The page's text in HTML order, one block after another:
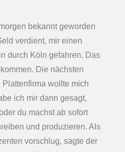
bekannt geworden
verdient, mir einen
durch Köln gefahren. Das
Die nächsten
wollte mich
ich mir dann gesagt,
du machst ab sofort
und produzieren. Als
vorschlug, sagte der